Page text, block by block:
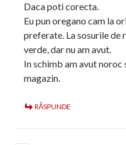
Daca poti corecta.
Eu pun oregano cam la
preferate. La sosurile de
verde, dar nu am avut.
In schimb am avut
magazin.
RĂSPUNDE